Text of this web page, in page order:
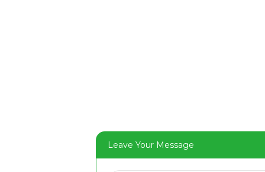
Leave Your Message